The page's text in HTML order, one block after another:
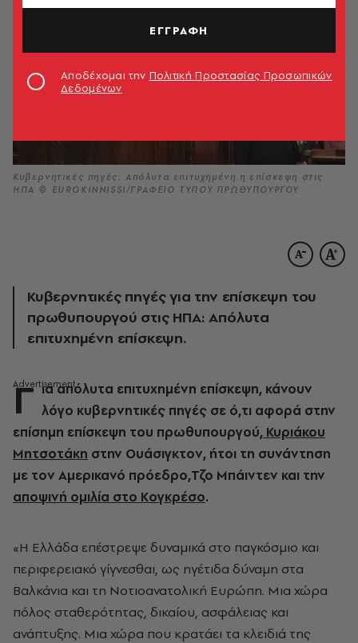
Κυβερνητικές πηγές: Απόλυτα επιτυχημένη η επίσκεψη στις
ΗΠΑ © EUROKINNISSI/ΓΡΑΦΕΙΟ ΤΥΠΟΥ ΠΡΩΘΥΠΟΥΡΓΟΥ
Κυβερνητικές πηγές για την επίσκεψη του
πρωθυπουργού στις ΗΠΑ: Απόλυτα
επιτυχημένη επίσκεψη.
Γ ια απόλυτα επιτυχημένη επίσκεψη, κάνουν
λόγο κυβερνητικές πηγές σε ό,τι αφορά στην
επίσημη επίσκεψη του πρωθυπουργού, Κυριάκου
Μητσοτάκη στην Ουάσιγκτον, ήτοι τη συνάντηση
με τον Αμερικανό πρόεδρο,Τζο Μπάιντεν και την
αποψινή ομιλία στο Κογκρέσο.
«Η Ελλάδα επέστρεψε δυναμικά στο παγκόσμιο και
περιφερειακό γίγνεσθαι, ως ηγέτιδα δύναμη στα
Βαλκάνια και τη Νοτιοανατολική Ευρώπη. Μια χώρα
πόλος σταθερότητας, δικαίου, ασφάλειας και
ανάπτυξης. Μια χώρα που κρατάει τα κλειδιά της
ΕΓΓΡΑΦΗ
Αποδέχομαι την Πολιτική Προστασίας Προσωπικών
Δεδομένων